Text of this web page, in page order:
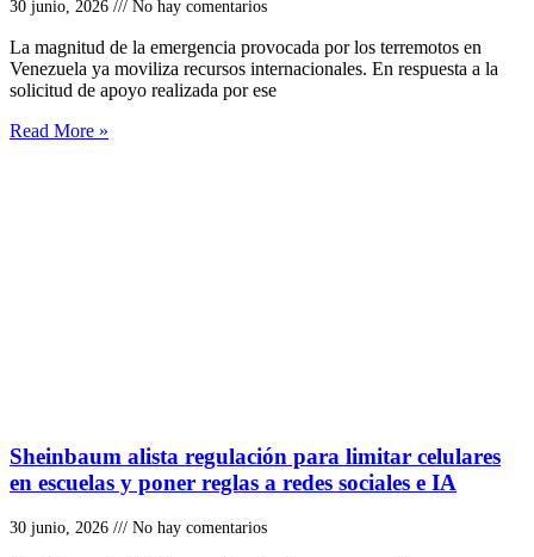
30 junio, 2026 No hay comentarios
La magnitud de la emergencia provocada por los terremotos en
Venezuela ya moviliza recursos internacionales. En respuesta a la
solicitud de apoyo realizada por ese
Read More »
Sheinbaum alista regulación para limitar celulares
en escuelas y poner reglas a redes sociales e IA
30 junio, 2026 No hay comentarios